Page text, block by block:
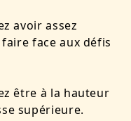
avoir assez
face aux défis
être à la hauteur
supérieure.